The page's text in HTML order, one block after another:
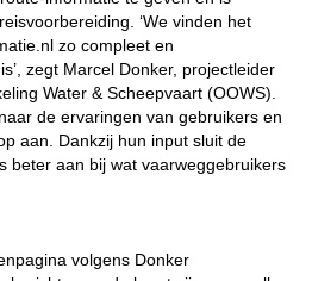
‘We vinden het
zo compleet en
zegt Marcel Donker, projectleider
Water & Scheepvaart (OOWS).
de ervaringen van gebruikers en
aan. Dankzij hun input sluit de
beter aan bij wat vaarweggebruikers
volgens Donker